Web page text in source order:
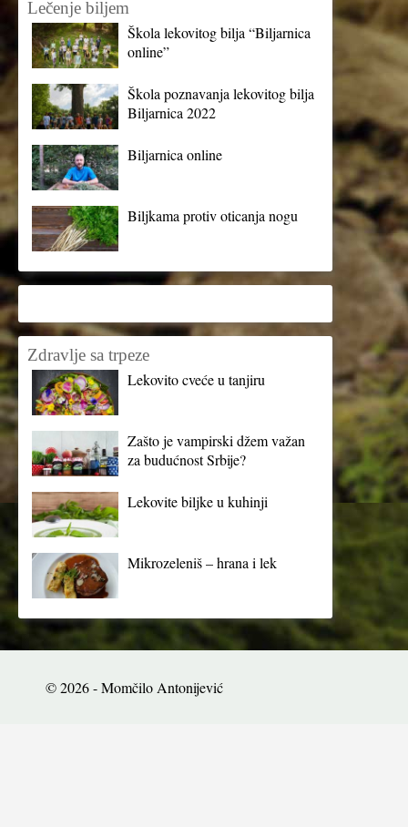
Lečenje biljem
Škola lekovitog bilja “Biljarnica
online”
Škola poznavanja lekovitog bilja
Biljarnica 2022
Biljarnica online
Biljkama protiv oticanja nogu
Zdravlje sa trpeze
Lekovito cveće u tanjiru
Zašto je vampirski džem važan
za budućnost Srbije?
Lekovite biljke u kuhinji
Mikrozeleniš – hrana i lek
© 2026 - Momčilo Antonijević